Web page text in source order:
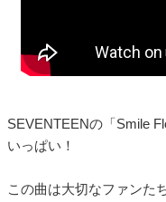
SEVENTEENの「Smile
いっぱい！
この曲は大切なファンた